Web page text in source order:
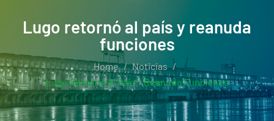
Lugo retornó al país y reanuda
funciones
Home
Noticias
Lugo Retornó Al País Y Reanuda Funciones